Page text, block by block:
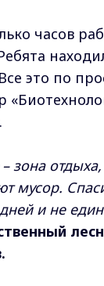
часов
это по
зона
мусор.
и не